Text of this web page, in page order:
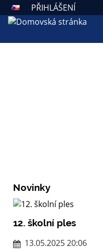
PŘIHLÁŠENÍ
Novinky
12. školní ples
13.05.2025 20:06